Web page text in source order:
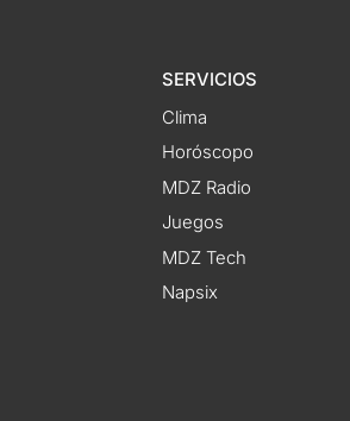
SERVICIOS
Clima
Horóscopo
MDZ Radio
Juegos
MDZ Tech
Napsix